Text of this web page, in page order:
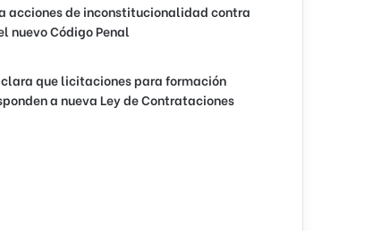
acciones de inconstitucionalidad contra
nuevo Código Penal
que licitaciones para formación
a nueva Ley de Contrataciones